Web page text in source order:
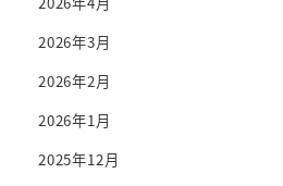
2026年3月
2026年2月
2026年1月
2025年12月